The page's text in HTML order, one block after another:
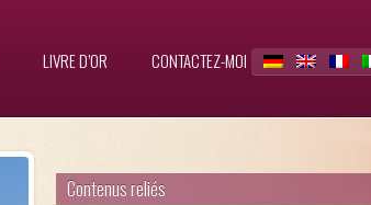
LIVRE D’OR CONTACTEZ-MOI
Contenus reliés